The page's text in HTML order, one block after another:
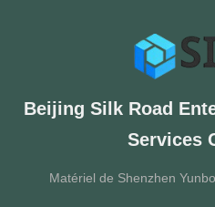
Beijing Silk Road
Services
Matériel de Shenzhen